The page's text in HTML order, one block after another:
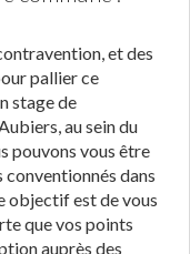
et des
pallier ce
stage de
au sein du
pouvons vous être
dans
objectif est de vous
que vos points
auprès des